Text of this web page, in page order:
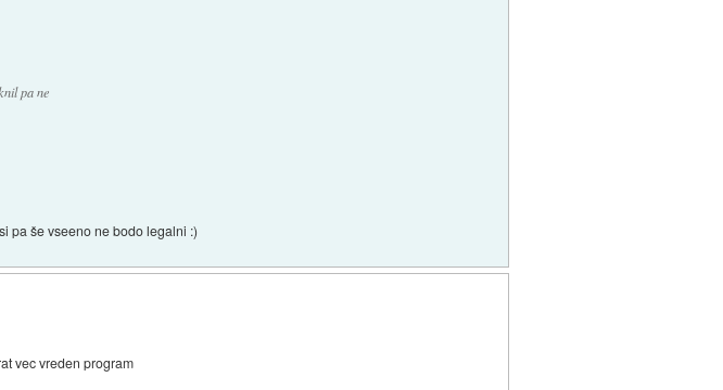
pa ne
pa še vseeno ne bodo legalni :)
vec vreden program